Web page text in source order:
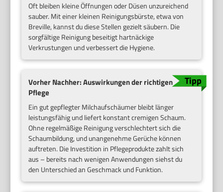
Oft bleiben kleine Öffnungen oder Düsen unzureichend
sauber. Mit einer kleinen Reinigungsbürste, etwa von
Breville, kannst du diese Stellen gezielt säubern. Die
sorgfältige Reinigung beseitigt hartnäckige
Verkrustungen und verbessert die Hygiene.
Vorher Nachher: Auswirkungen der richtigen
Pflege
Ein gut gepflegter Milchaufschäumer bleibt länger
leistungsfähig und liefert konstant cremigen Schaum.
Ohne regelmäßige Reinigung verschlechtert sich die
Schaumbildung, und unangenehme Gerüche können
auftreten. Die Investition in Pflegeprodukte zahlt sich
aus – bereits nach wenigen Anwendungen siehst du
den Unterschied an Geschmack und Funktion.